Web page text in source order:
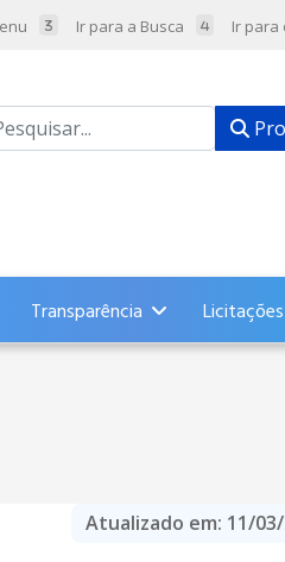
Ir para a Busca Ir para
Transparência
Atualizado em: 11/